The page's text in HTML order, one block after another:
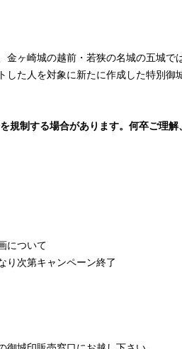
ヶ崎城の越前・若狭の名城の五城で
た人を対象に新たに作成した特別御
規制する場合があります。 何卒ご理解
について
次第キャンペーン終了